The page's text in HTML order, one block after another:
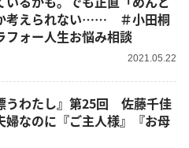
考えられない…… ＃小田桐
フォー人生お悩み相談
2021.05.22
うわたし』第25回 佐藤千佳
婦なのに『ご主人様』『お母